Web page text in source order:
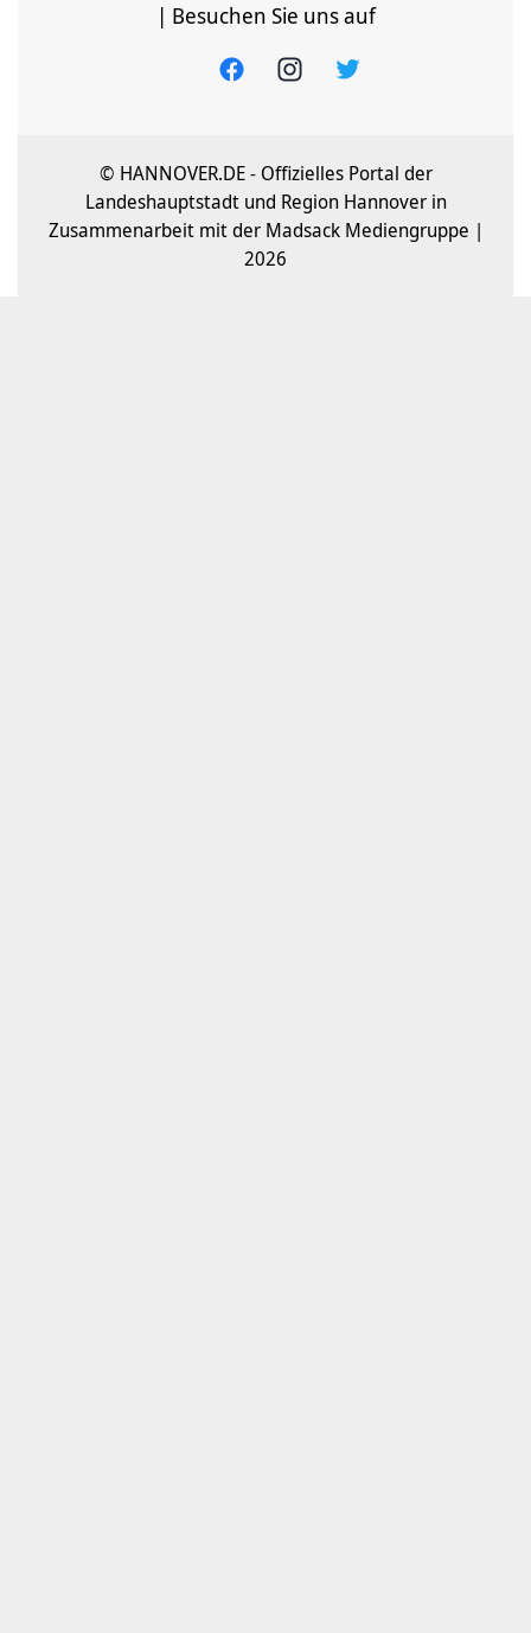
| Besuchen Sie uns auf
© HANNOVER.DE - Offizielles Portal der
Landeshauptstadt und Region Hannover in
Zusammenarbeit mit der Madsack Mediengruppe |
2026